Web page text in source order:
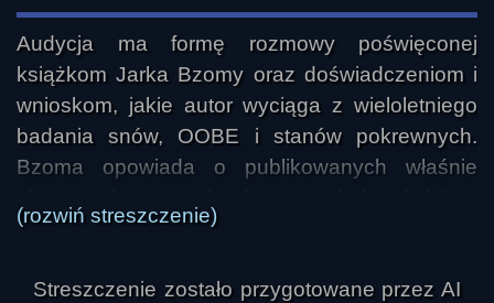
Audycja ma formę rozmowy poświęconej
książkom Jarka Bzomy oraz doświadczeniom i
wnioskom, jakie autor wyciąga z wieloletniego
badania snów, OOBE i stanów pokrewnych.
Bzoma opowiada o publikowanych właśnie
zaznaczając, że cykl rozwija się stopniowo, a
lecz wynika z kolejnych obserwacji i zapisów.
(rozwiń streszczenie)
Streszczenie zostało przygotowane przez AI